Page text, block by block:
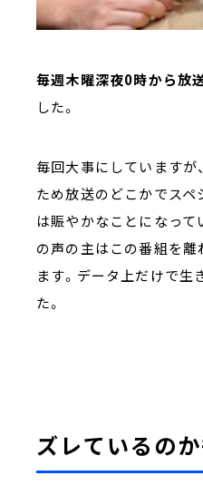
毎週木曜深夜0時から放送
した。
毎回大事にしていますが
ため放送のどこかでス
は賑やかなことになって
の声の主はこの番組を離
ます。データ上だけで生
た。
ズレているの